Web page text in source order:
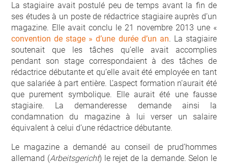
La stagiaire avait postulé peu de temps avant la fin de
ses études à un poste de rédactrice stagiaire auprès d’un
magazine. Elle avait conclu le 21 novembre 2013 une «
convention de stage » d’une durée d’un an. La stagiaire
soutenait que les tâches qu’elle avait accomplies
pendant son stage correspondaient à des tâches de
rédactrice débutante et qu’elle avait été employée en tant
que salariée à part entière. L’aspect formation n’aurait été
que purement symbolique. Elle aurait été une fausse
stagiaire. La demanderesse demande ainsi la
condamnation du magazine à lui verser un salaire
équivalent à celui d’une rédactrice débutante.
Le magazine a demandé au conseil de prud’hommes
allemand (Arbeitsgericht) le rejet de la demande. Selon le